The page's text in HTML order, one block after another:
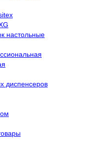
настольные
диспенсеров